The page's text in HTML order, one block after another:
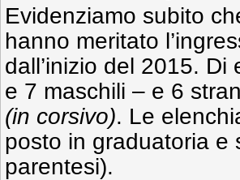
Evidenziamo subito
hanno meritato
dall’inizio del 2015.
e 7 maschili – e 6
(in corsivo). Le
posto in graduatoria e
parentesi).